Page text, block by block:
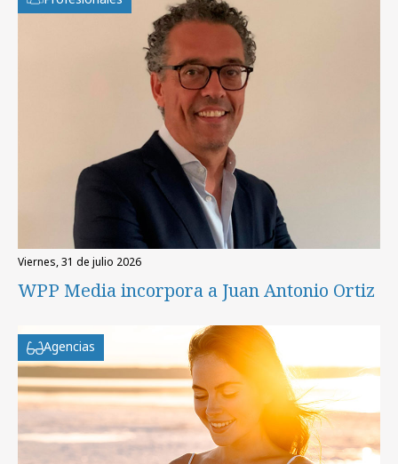
viernes, 31 de julio 2026
WPP Media incorpora a Juan Antonio Ortiz
Agencias